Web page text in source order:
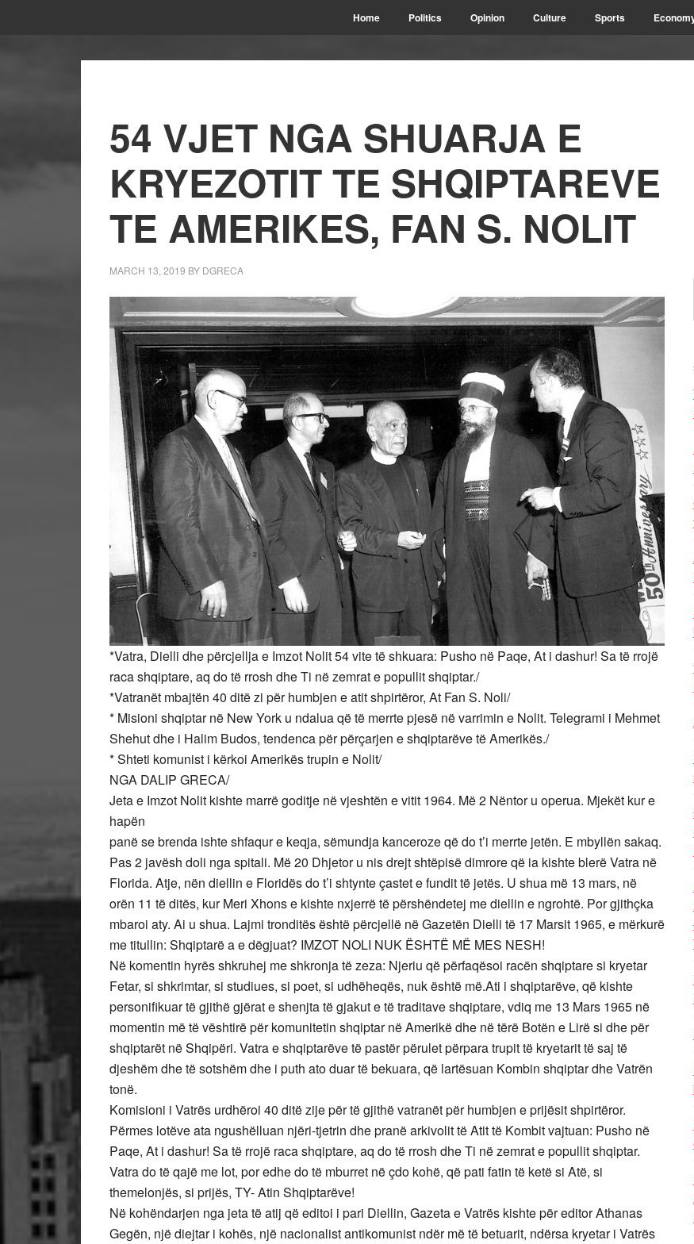
Home Politics Opinion Culture Sports
54 VJET NGA SHUARJA E
KRYEZOTIT TE SHQIPTAREVE
TE AMERIKES, FAN S. NOLIT
MARCH 13, 2019 BY DGRECA
*Vatra, Dielli dhe përcjellja e Imzot Nolit 54 vite të shkuara: Pusho në Paqe, At i dashur! Sa të rrojë
raca shqiptare, aq do të rrosh dhe Ti në zemrat e popullit shqiptar./
*Vatranët mbajtën 40 ditë zi për humbjen e atit shpirtëror, At Fan S. Noli/
* Misioni shqiptar në New York u ndalua që të merrte pjesë në varrimin e Nolit. Telegrami i Mehmet
Shehut dhe i Halim Budos, tendenca për përçarjen e shqiptarëve të Amerikës./
* Shteti komunist i kërkoi Amerikës trupin e Nolit/
NGA DALIP GRECA/
Jeta e Imzot Nolit kishte marrë goditje në vjeshtën e vitit 1964. Më 2 Nëntor u operua. Mjekët kur e
hapën
panë se brenda ishte shfaqur e keqja, sëmundja kanceroze që do t’i merrte jetën. E mbyllën sakaq.
Pas 2 javësh doli nga spitali. Më 20 Dhjetor u nis drejt shtëpisë dimrore që ia kishte blerë Vatra në
Florida. Atje, nën diellin e Floridës do t’i shtynte çastet e fundit të jetës. U shua më 13 mars, në
orën 11 të ditës, kur Meri Xhons e kishte nxjerrë të përshëndetej me diellin e ngrohtë. Por gjithçka
mbaroi aty. Ai u shua. Lajmi tronditës është përcjellë në Gazetën Dielli të 17 Marsit 1965, e mërkurë
me titullin: Shqiptarë a e dëgjuat? IMZOT NOLI NUK ËSHTË MË MES NESH!
Në komentin hyrës shkruhej me shkronja të zeza: Njeriu që përfaqësoi racën shqiptare si kryetar
Fetar, si shkrimtar, si studiues, si poet, si udhëheqës, nuk është më.Ati i shqiptarëve, që kishte
personifikuar të gjithë gjërat e shenjta të gjakut e të traditave shqiptare, vdiq me 13 Mars 1965 në
momentin më të vështirë për komunitetin shqiptar në Amerikë dhe në tërë Botën e Lirë si dhe për
shqiptarët në Shqipëri. Vatra e shqiptarëve të pastër përulet përpara trupit të kryetarit të saj të
djeshëm dhe të sotshëm dhe i puth ato duar të bekuara, që lartësuan Kombin shqiptar dhe Vatrën
tonë.
Komisioni i Vatrës urdhëroi 40 ditë zije për të gjithë vatranët për humbjen e prijësit shpirtëror.
Përmes lotëve ata ngushëlluan njëri-tjetrin dhe pranë arkivolit të Atit të Kombit vajtuan: Pusho në
Paqe, At i dashur! Sa të rrojë raca shqiptare, aq do të rrosh dhe Ti në zemrat e popullit shqiptar.
Vatra do të qajë me lot, por edhe do të mburret në çdo kohë, që pati fatin të ketë si Atë, si
themelonjës, si prijës, TY- Atin Shqiptarëve!
Në kohëndarjen nga jeta të atij që editoi i pari Diellin, Gazeta e Vatrës kishte për editor Athanas
Gegën, një diejtar i kohës, një nacionalist antikomunist ndër më të betuarit, ndërsa kryetar i Vatrës